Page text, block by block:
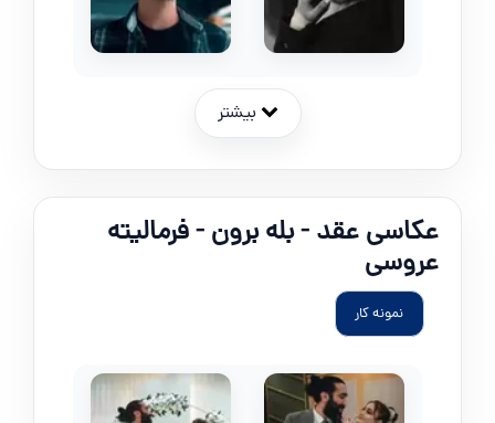
بیشتر
عکاسی عقد - بله برون - فرمالیته
عروسی
نمونه کار